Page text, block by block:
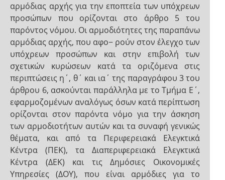
αρμόδιας αρχής για την εποπτεία των υπόχρεων
προσώπων που ορίζονται στο άρθρο 5 του
παρόντος νόμου. Οι αρμοδιότητες της παραπάνω
αρμόδιας αρχής, που αφο− ρούν στον έλεγχο των
υπόχρεων προσώπων και στην επιβολή των
σχετικών κυρώσεων κατά τα οριζόμενα στις
περιπτώσεις η΄, θ΄ και ια΄ της παραγράφου 3 του
άρθρου 6, ασκούνται παράλληλα με το Τμήμα Ε΄,
εφαρμοζομένων αναλόγως όσων κατά περίπτωση
ορίζονται στον παρόντα νόμο για την άσκηση
των αρμοδιοτήτων αυτών και τα συναφή γενικώς
θέματα, και από τα Περιφερειακά Ελεγκτικά
Κέντρα (ΠΕΚ), τα Διαπεριφερειακά Ελεγκτικά
Κέντρα (ΔΕΚ) και τις Δημόσιες Οικονομικές
Υπηρεσίες (ΔΟΥ), που είναι αρμόδιες για το